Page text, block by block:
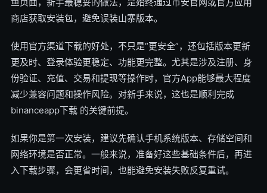
商店获取安装包，避免误装山寨版本。
使用官方渠道下载的好处，不只是“更安全”，还包括版本更新
更及时、登录体验更稳定、功能更完整。尤其是涉及注册、身
份验证、充值、交易和提现等操作时，官方App能够最大程度
减少兼容问题和操作风险。对新手来说，这也是顺利完成
binanceapp下载 的关键前提。
如果你是第一次安装，建议先确认手机系统版本、存储空间和
网络环境是否正常。一般来说，准备好这些基础条件后，再进
入下载步骤，会更省时间，也能避免安装失败反复重试。